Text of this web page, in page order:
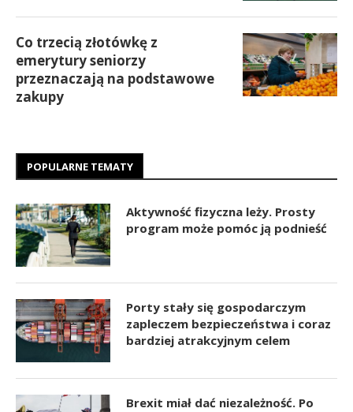
Co trzecią złotówkę z
emerytury seniorzy
przeznaczają na podstawowe
zakupy
POPULARNE TEMATY
Aktywność fizyczna leży. Prosty
program może pomóc ją podnieść
Porty stały się gospodarczym
zapleczem bezpieczeństwa i coraz
bardziej atrakcyjnym celem
Brexit miał dać niezależność. Po